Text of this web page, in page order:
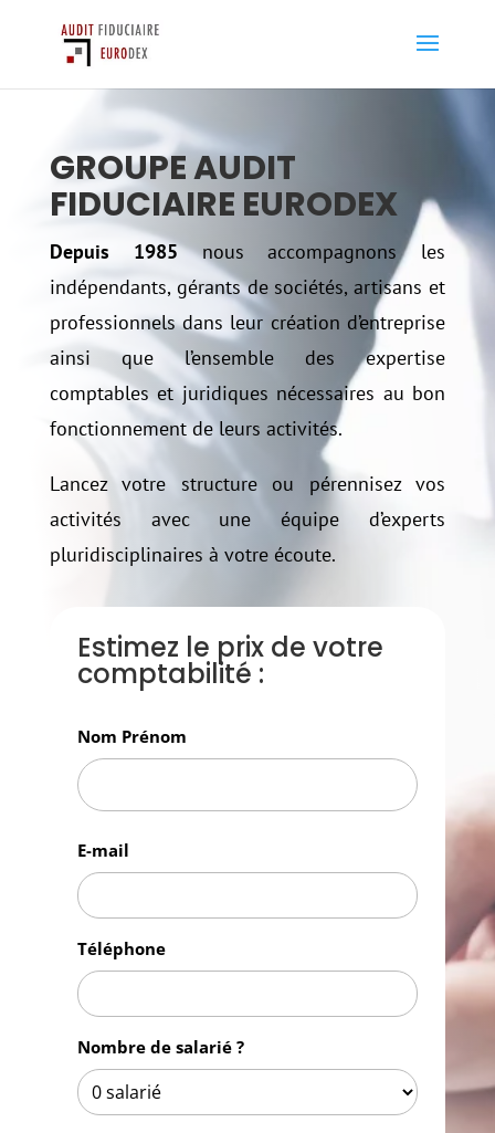
GROUPE AUDIT
FIDUCIAIRE EURODEX
Depuis 1985nous accompagnons les
indépendants, gérants de sociétés, artisans et
professionnels dans leur création d’entreprise
ainsi que l’ensemble des expertise
comptables et juridiques nécessaires au bon
fonctionnement de leurs activités.
Lancez votre structure ou pérennisez vos
activités avec une équipe d’experts
pluridisciplinaires à votre écoute.
Estimez le prix de votre
comptabilité :
Nom Prénom
Prénom
E-mail
Téléphone
Nombre de salarié ?